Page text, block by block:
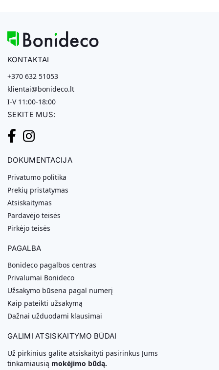
KONTAKTAI
+370 632 51053
klientai@bonideco.lt
I-V 11:00-18:00
SEKITE MUS:
DOKUMENTACIJA
Privatumo politika
Prekių pristatymas
Atsiskaitymas
Pardavėjo teisės
Pirkėjo teisės
PAGALBA
Bonideco pagalbos centras
Privalumai Bonideco
Užsakymo būsena pagal numerį
Kaip pateikti užsakymą
Dažnai užduodami klausimai
GALIMI ATSISKAITYMO BŪDAI
Už pirkinius galite atsiskaityti pasirinkus Jums
tinkamiausią mokėjimo būdą.